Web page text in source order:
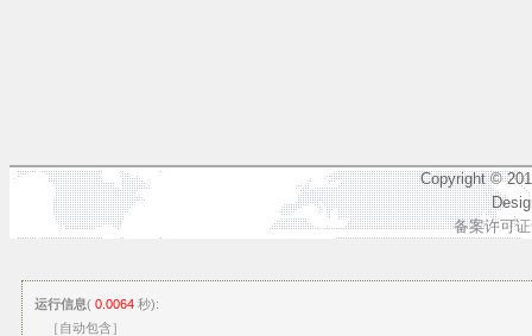
Copyright ©
备案许可
运行信息( 0.0064 秒):
［自动包含］